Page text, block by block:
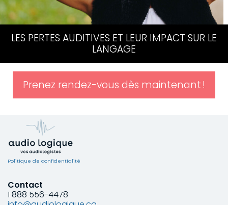
LES PERTES AUDITIVES ET LEUR IMPACT SUR LE
LANGAGE
Prenez rendez-vous dès maintenant!
Politique de confidentialité
Contact
1 888 556-4478